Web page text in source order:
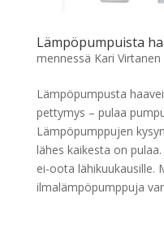
Lämpöpumpuista
mennessä Kari Virtanen
Lämpöpumpusta
pettymys – pulaa
Lämpöpumppujen
lähes kaikesta on
ei-oota lähikuukausille.
ilmalämpöpumppuja